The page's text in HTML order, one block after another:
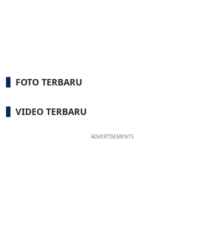
FOTO TERBARU
VIDEO TERBARU
ADVERTISEMENTS